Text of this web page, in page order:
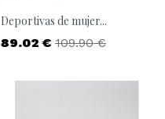
Deportivas de mujer...
Precio
89.02 € Precio base
109.90 €